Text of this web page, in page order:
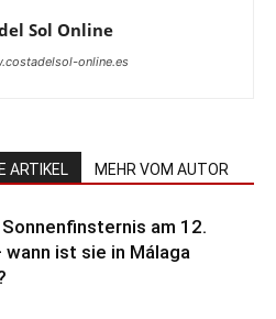
Sol Online
online.es
ARTIKEL MEHR VOM AUTOR
am 12.
wann ist sie in Málaga